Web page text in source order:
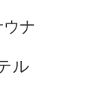
ナ
ル